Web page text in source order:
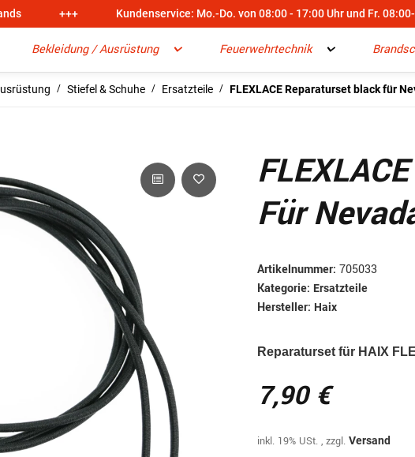
+++ Kundenservice: Mo.-Do. von 08:00 - 17:00 Uhr und Fr.
Bekleidung / Ausrüstung Feuerwehrtechnik
Stiefel & Schuhe Ersatzteile FLEXLACE Reparaturset black für
Für
Artikelnummer: 705033
Kategorie: Ersatzteile
Hersteller: Haix
Reparaturset für
7,90 €
inkl. 19% USt. , zzgl. Versand